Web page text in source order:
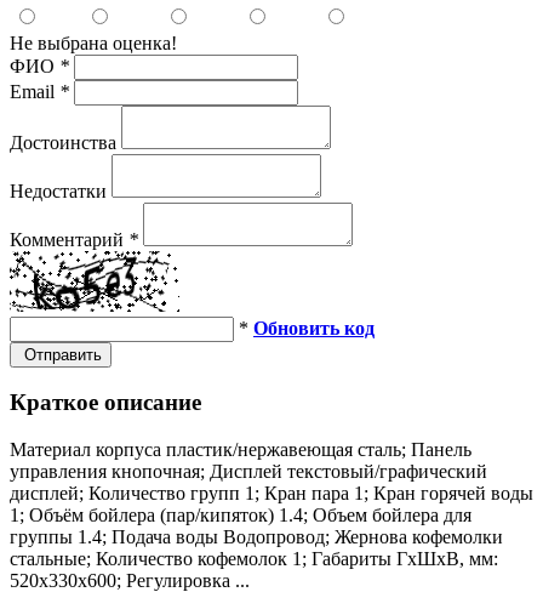
Не выбрана оценка!
ФИО *
Email *
Достоинства
Недостатки
Комментарий *
* Обновить код
Отправить
Краткое описание
Материал корпуса пластик/нержавеющая сталь; Панель
управления кнопочная; Дисплей текстовый/графический
дисплей; Количество групп 1; Кран пара 1; Кран горячей воды
1; Объём бойлера (пар/кипяток) 1.4; Объем бойлера для
группы 1.4; Подача воды Водопровод; Жернова кофемолки
стальные; Количество кофемолок 1; Габариты ГхШхВ, мм:
520х330х600; Регулировка ...